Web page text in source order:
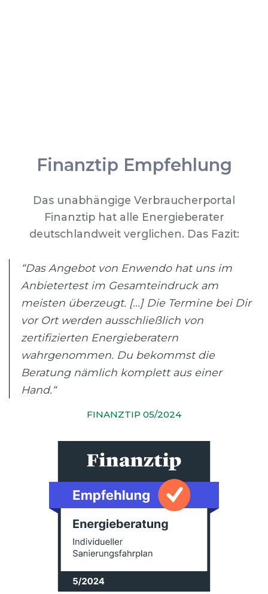
Finanztip Empfehlung
Das unabhängige Verbraucherportal
Finanztip hat alle Energieberater
deutschlandweit verglichen. Das Fazit:
“Das Angebot von Enwendo hat uns im
Anbietertest im Gesamteindruck am
meisten überzeugt. [...] Die Termine bei Dir
vor Ort werden ausschließlich von
zertifizierten Energieberatern
wahrgenommen. Du bekommst die
Beratung nämlich komplett aus einer
Hand.“
FINANZTIP 05/2024